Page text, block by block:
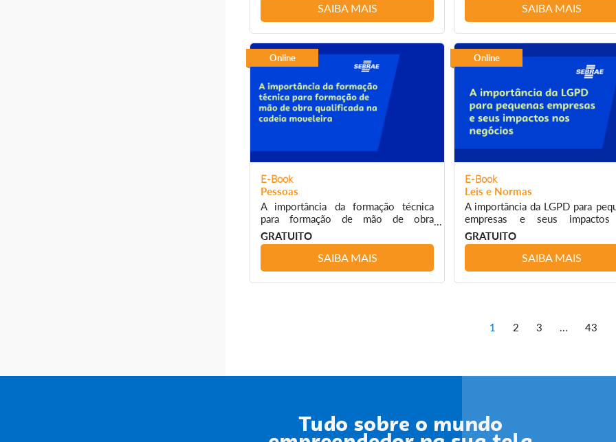
SAIBA MAIS SAIBA MAIS
Online
E-Book
Pessoas
A importância da formação técnica
para formação de mão de obra
qualificada na cadeia moveleira
GRATUITO
SAIBA MAIS
Online
E-Book
Leis e Normas
A importância da LGPD para
empresas e seus
negócios
GRATUITO
SAIBA MAIS
1 2 3 43